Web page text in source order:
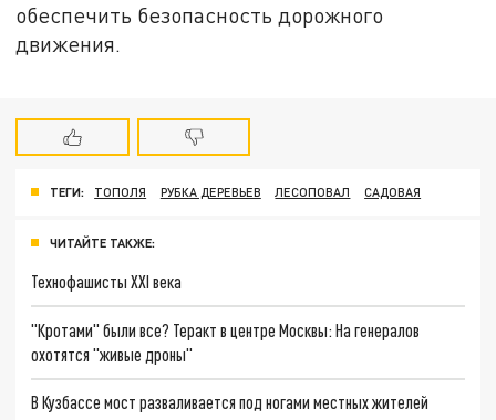
обеспечить безопасность дорожного
движения.
ТЕГИ: ТОПОЛЯ РУБКА ДЕРЕВЬЕВ ЛЕСОПОВАЛ САДОВАЯ
ЧИТАЙТЕ ТАКЖЕ:
Технофашисты XXI века
"Кротами" были все? Теракт в центре Москвы: На генералов
охотятся "живые дроны"
В Кузбассе мост разваливается под ногами местных жителей